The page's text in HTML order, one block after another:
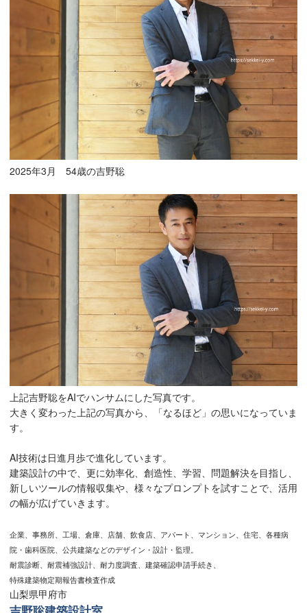
2025年3月 54歳の吉野聡
上記吉野聡をAIでハンサムにした写真です。
大きく変わった上記の写真から、「なるほど」の思いになっていま
す。
AI技術は日進月歩で進化しています。
建築設計の中で、更に効率化、創造性、学習、問題解決を目指し、
新しいツールの情報収集や、様々なプロンプトを試すことで、活用
の幅が広げていきます。
企業、事務所、工場、倉庫、店舗、飲食店、アパート、マンション、住宅、各種病
院・歯科医院、公共建築などのデザイン・設計・監理。
耐震診断、耐震補強設計、耐力度調査、建築確認申請手続き、
特殊建築物定期報告書検査作成
山梨県甲府市